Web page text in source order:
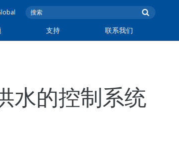
支持 联系我们
水的控制系统